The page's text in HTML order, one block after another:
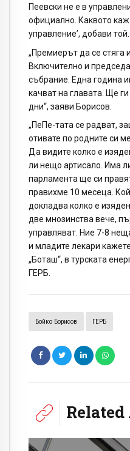
Пеевски не е в
официално. Каквото
управление’, добави той.
„Премиерът да се стяга
Включително и
събрание. Една година
качват на главата. Ще
дни“, заяви Борисов.
„ПеПе-тата се радват,
отивате по родните си
Да видите колко е
ли нещо артисало. Има
парламента ще си
правихме 10 месеца.
докладва колко е
две мнозинства вече,
управляват. Ние 7-8
и младите лекари
„Боташ“, в турската
ГЕРБ.
Бойко Борисов ГЕРБ